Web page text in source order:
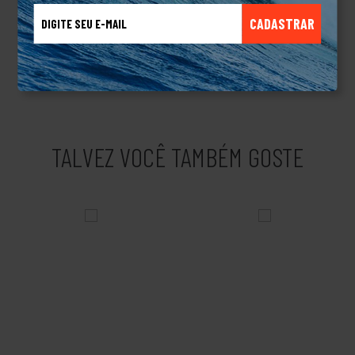
CADASTRAR
aumentou a sua linha de produtos para roupas masculinas,
femininas e acessórios de melhor qualidade e com muita
tecnologia envolvida e tornou-se uma das marcas mais
clássicas do Skateboard mundial.Produto Original.
TALVEZ VOCÊ TAMBÉM GOSTE